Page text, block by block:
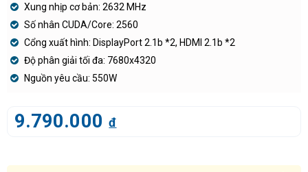
Xung nhịp cơ bản: 2632 MHz
Số nhân CUDA/Core: 2560
Cổng xuất hình: DisplayPort 2.1b *2, HDMI 2.1b *2
Độ phân giải tối đa: 7680x4320
Nguồn yêu cầu: 550W
9.790.000 đ